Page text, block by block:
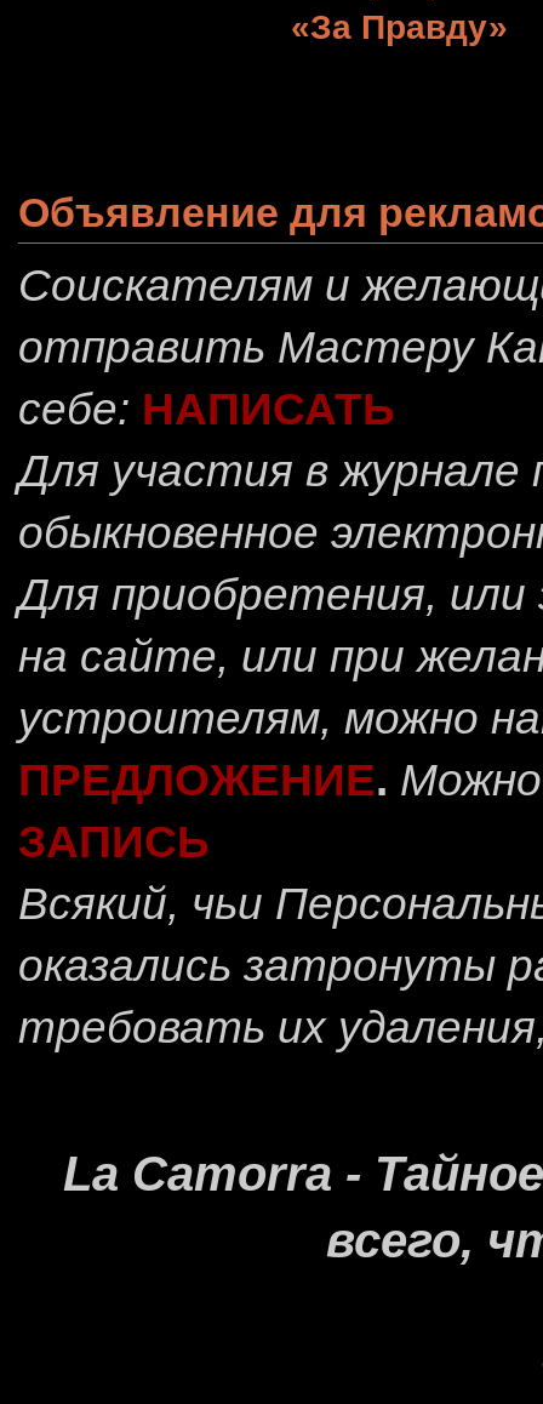
«За Правду»
Объявление для
Соискателям и
отправить Мастеру
себе: НАПИСАТЬ
Для участия в
обыкновенное
Для приобретения, или
на сайте, или при
устроителям, можно
ПРЕДЛОЖЕНИЕ.
ЗАПИСЬ
Всякий, чьи
оказались затронуты
требовать их
La Camorra -
всего,